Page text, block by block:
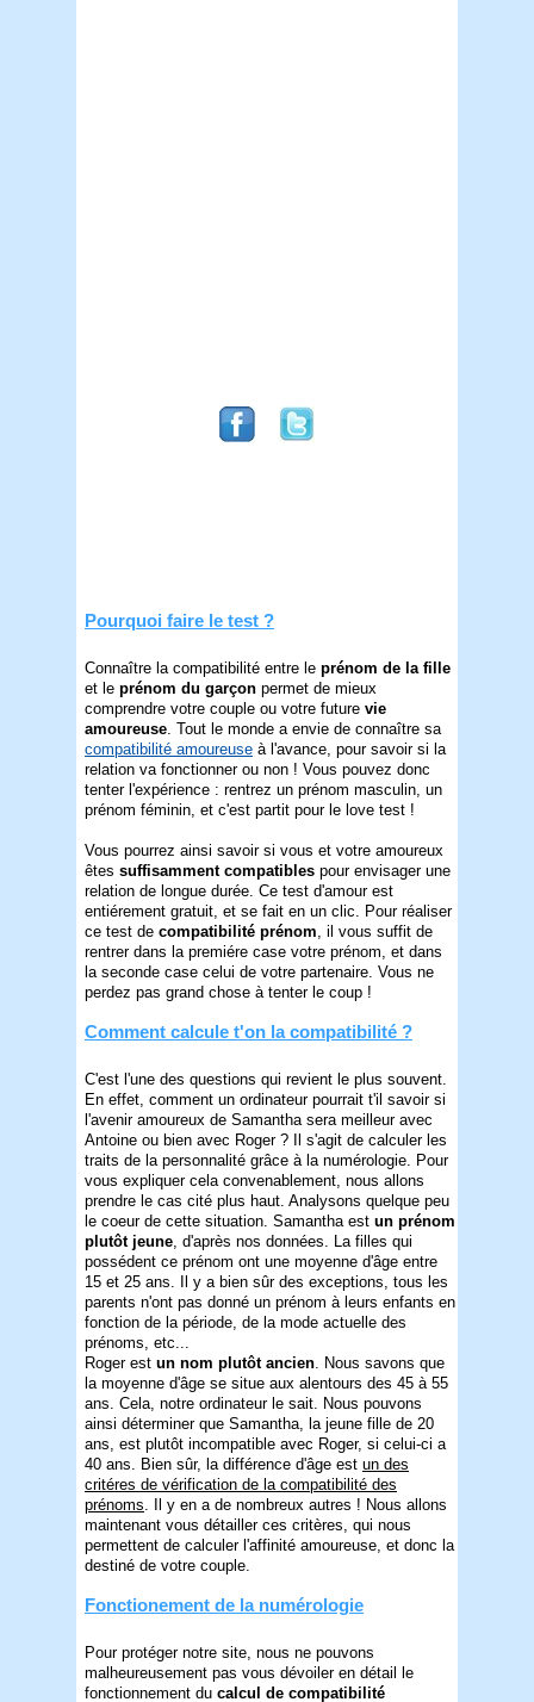
Pourquoi faire le test ?
Connaître la compatibilité entre le prénom de la fille
et le prénom du garçon permet de mieux
comprendre votre couple ou votre future vie
amoureuse . Tout le monde a envie de connaître sa
compatibilité amoureuse à l'avance, pour savoir si la
relation va fonctionner ou non ! Vous pouvez donc
tenter l'expérience : rentrez un prénom masculin, un
prénom féminin, et c'est partit pour le love test !
Vous pourrez ainsi savoir si vous et votre amoureux
êtes suffisamment compatibles pour envisager une
relation de longue durée. Ce test d'amour est
entiérement gratuit, et se fait en un clic. Pour réaliser
ce test de compatibilité prénom , il vous suffit de
rentrer dans la premiére case votre prénom, et dans
la seconde case celui de votre partenaire. Vous ne
perdez pas grand chose à tenter le coup !
Comment calcule t'on la compatibilité ?
C'est l'une des questions qui revient le plus souvent.
En effet, comment un ordinateur pourrait t'il savoir si
l'avenir amoureux de Samantha sera meilleur avec
Antoine ou bien avec Roger ? Il s'agit de calculer les
traits de la personnalité grâce à la numérologie. Pour
vous expliquer cela convenablement, nous allons
prendre le cas cité plus haut. Analysons quelque peu
le coeur de cette situation. Samantha est un prénom
plutôt jeune , d'après nos données. La filles qui
possédent ce prénom ont une moyenne d'âge entre
15 et 25 ans. Il y a bien sûr des exceptions, tous les
parents n'ont pas donné un prénom à leurs enfants en
fonction de la période, de la mode actuelle des
prénoms, etc...
Roger est un nom plutôt ancien . Nous savons que
la moyenne d'âge se situe aux alentours des 45 à 55
ans. Cela, notre ordinateur le sait. Nous pouvons
ainsi déterminer que Samantha, la jeune fille de 20
ans, est plutôt incompatible avec Roger, si celui-ci a
40 ans. Bien sûr, la différence d'âge est un des
critéres de vérification de la compatibilité des
prénoms . Il y en a de nombreux autres ! Nous allons
maintenant vous détailler ces critères, qui nous
permettent de calculer l'affinité amoureuse, et donc la
destiné de votre couple.
Fonctionement de la numérologie
Pour protéger notre site, nous ne pouvons
malheureusement pas vous dévoiler en détail le
fonctionnement du calcul de compatibilité